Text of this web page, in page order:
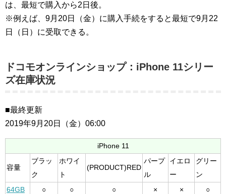
は、最短で購入から2日後。
※例えば、9月20日（金）に購入手続をすると最短で9月22
日（日）に受取できる。
ドコモオンラインショップ：iPhone 11シリー
ズ在庫状況
■最終更新
2019年9月20日（金）06:00
iPhone 11
容量
ブラッ
ク
ホワイ
ト
(PRODUCT)RED
パープ
ル
イエロ
ー
グリー
ン
64GB
○ ○ ○ × ×
○